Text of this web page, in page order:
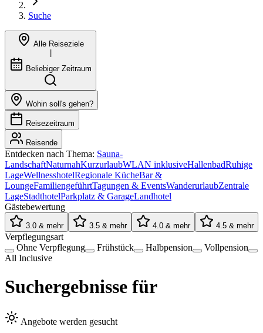
Suche
Alle Reiseziele
Beliebiger Zeitraum
Wohin soll's gehen?
Reisezeitraum
Reisende
Entdecken nach Thema: Sauna-
LandschaftNaturnahKurzurlaubWLAN inklusiveHallenbadRuhige
LageWellnesshotelRegionale KücheBar &
LoungeFamiliengeführtTagungen & EventsWanderurlaubZentrale
LageStadthotelParkplatz & GarageLandhotel
Gästebewertung
3.0 & mehr 3.5 & mehr 4.0 & mehr 4.5 & mehr
Verpflegungsart
Ohne Verpflegung
Frühstück Halbpension
Vollpension
All Inclusive
Suchergebnisse für
Angebote werden gesucht